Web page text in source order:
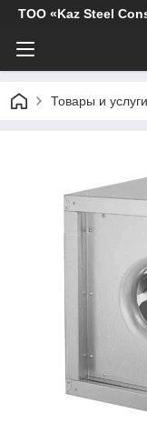
ТОО «Kaz Steel
Товары и услуги